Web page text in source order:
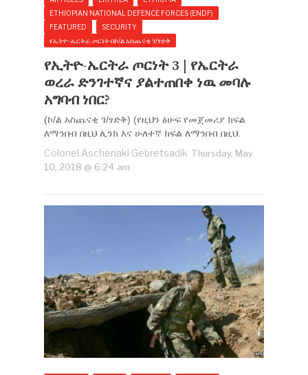
ETHIOPIAN NATIONAL DEFENCE FORCES (ENDF)
FEATURED
SECURITY
የኢትዮ-ኤርትራ ጦርነት በኮ/ል አስጨናቂ ገ/ፃድቅ
የኢትዮ-ኤርትራ ጦርነት 3 | የኤርትራ
ወረራ ድንገተኛና ያልተጠበቀ ነዉ መባሉ
አግባብ ነበር?
(ኮ/ል አስጨናቂ ገ/ፃድቅ) (የዚህን ፅሁፍ የመጀመሪያ ክፍል
ለማንበብ በዚህ ሊንክ እና ሁለተኛ ክፍል ለማንበብ በዚህ.
Colonel Aschenaki Gebretsadik Thursday, May
10, 2018 @ 6:24 am